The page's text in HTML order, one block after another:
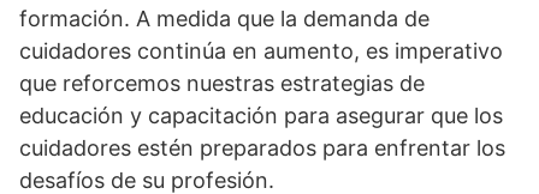
formación. A medida que la demanda de
cuidadores continúa en aumento, es imperativo
que reforcemos nuestras estrategias de
educación y capacitación para asegurar que los
cuidadores estén preparados para enfrentar los
desafí­os de su profesión.